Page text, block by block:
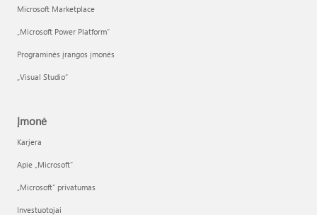
Microsoft Marketplace
„Microsoft Power Platform“
Programinės įrangos įmonės
„Visual Studio“
Įmonė
Karjera
Apie „Microsoft“
„Microsoft“ privatumas
Investuotojai